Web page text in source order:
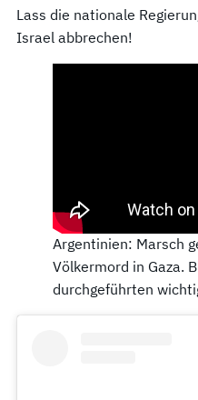
Lass die nationale
Israel abbrechen!
Argentinien: Marsch
Völkermord in Gaza.
durchgeführten